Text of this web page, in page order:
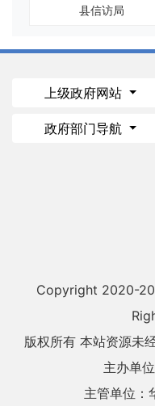
县信访局
上级政府网站
政府部门导航
Copyright 2020-
版权所有 本站资源未
主办单
主管单位：